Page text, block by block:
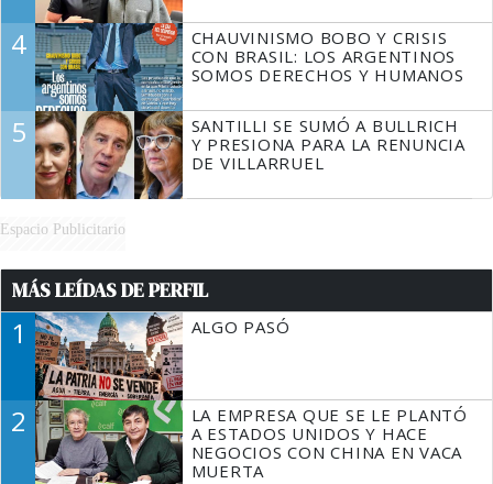
4
CHAUVINISMO BOBO Y CRISIS
CON BRASIL: LOS ARGENTINOS
SOMOS DERECHOS Y HUMANOS
5
SANTILLI SE SUMÓ A BULLRICH
Y PRESIONA PARA LA RENUNCIA
DE VILLARRUEL
Espacio Publicitario
MÁS LEÍDAS DE PERFIL
1 ALGO PASÓ
2
LA EMPRESA QUE SE LE PLANTÓ
A ESTADOS UNIDOS Y HACE
NEGOCIOS CON CHINA EN VACA
MUERTA